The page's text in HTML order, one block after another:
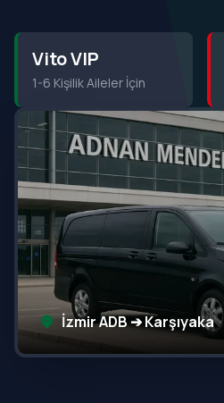
Vito VIP
1-6 Kişilik Aileler İçin
İzmir ADB ➔ Karşıyaka